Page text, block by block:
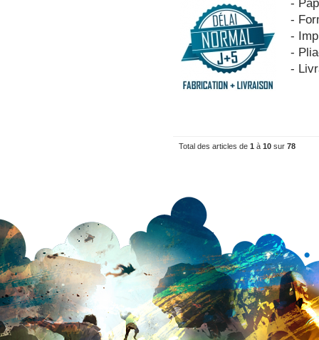
-
-
-
-
-
Total des articles de 1 à 10 sur 78